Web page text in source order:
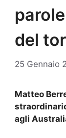
del
25 Gennaio
Matteo
agli